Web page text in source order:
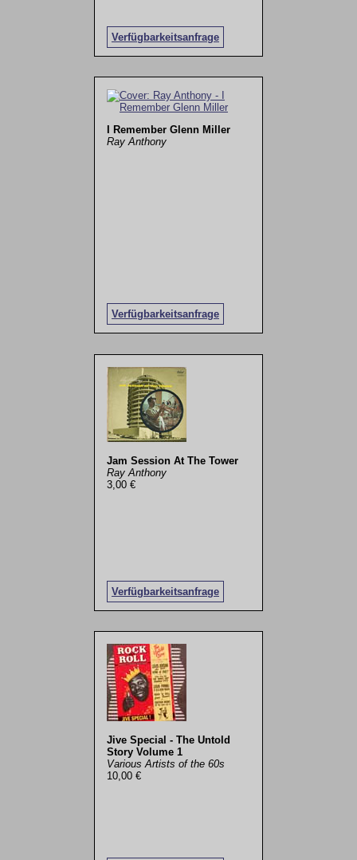
Verfügbarkeitsanfrage
I Remember Glenn Miller
Ray Anthony
Verfügbarkeitsanfrage
Jam Session At The Tower
Ray Anthony
3,00 €
Verfügbarkeitsanfrage
Jive Special - The Untold
Story Volume 1
Various Artists of the 60s
10,00 €